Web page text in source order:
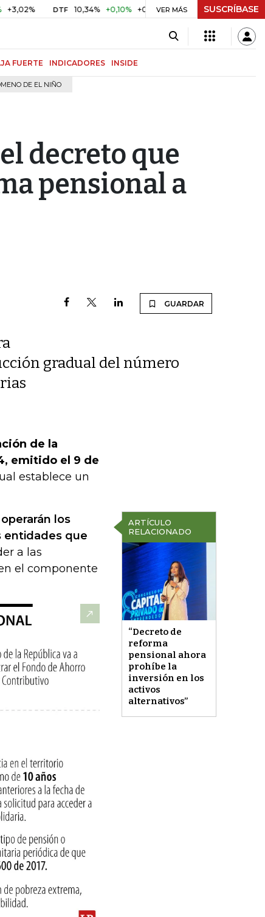
DTF 10,34% +0,10% +0,98% UVR $ 416,81 +$ 0,05 +0,01%
VER MÁS SUSCRÍBASE
FUERTE INDICADORES INSIDE
DE EL NIÑO
decreto que
pensional a
GUARDAR
gradual del número
de la
emitido el 9 de
establece un
ARTÍCULO
RELACIONADO
“Decreto de
reforma
pensional ahora
prohíbe la
inversión en los
activos
alternativos”
los
entidades que
a las
el componente